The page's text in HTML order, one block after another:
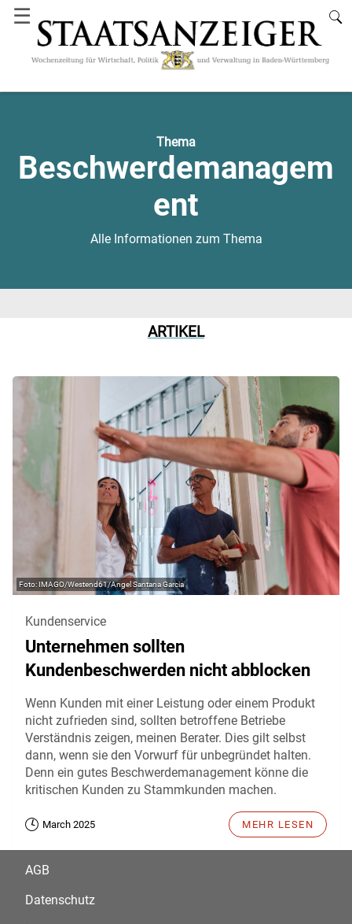
☰
Thema
Beschwerdemanagem
ent
Alle Informationen zum Thema
ARTIKEL
IMAGO/Westend61/Angel Santana Garcia
Kundenservice
Unternehmen sollten
Kundenbeschwerden nicht abblocken
Wenn Kunden mit einer Leistung oder einem Produkt
nicht zufrieden sind, sollten betroffene Betriebe
Verständnis zeigen, meinen Berater. Dies gilt selbst
dann, wenn sie den Vorwurf für unbegründet halten.
Denn ein gutes Beschwerdemanagement könne die
kritischen Kunden zu Stammkunden machen.
March 2025 MEHR LESEN
AGB
Datenschutz